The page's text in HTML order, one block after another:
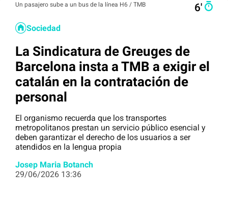
Un pasajero sube a un bus de la línea H6 / TMB 6′
Sociedad
La Sindicatura de Greuges de
Barcelona insta a TMB a exigir el
catalán en la contratación de
personal
El organismo recuerda que los transportes
metropolitanos prestan un servicio público esencial y
deben garantizar el derecho de los usuarios a ser
atendidos en la lengua propia
Josep Maria Botanch
29/06/2026 13:36